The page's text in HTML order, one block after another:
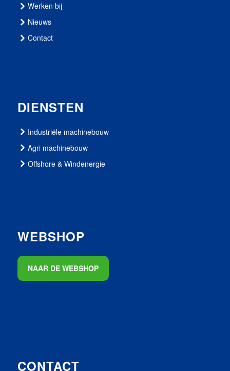
Werken bij
Nieuws
Contact
DIENSTEN
Industriële machinebouw
Agri machinebouw
Offshore & Windenergie
WEBSHOP
NAAR DE WEBSHOP
CONTACT